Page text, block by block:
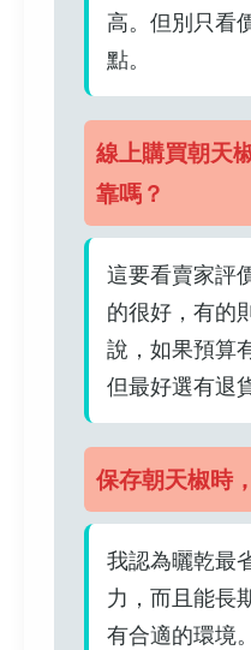
高。但別只看
點。
線上購買朝天
靠嗎？
這要看賣家評
的很好，有的
說，如果預算
但最好選有退
保存朝天椒時
我認為曬乾最
力，而且能長
有合適的環境。